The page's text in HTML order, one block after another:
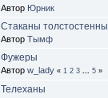
Автор Юрник
Стаканы
Автор Тымф
Фужеры
Автор w_lady « 1 2 3 5 »
Телеханы